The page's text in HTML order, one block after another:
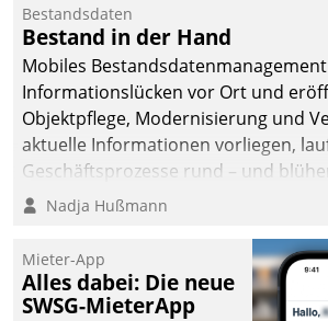
Bestandsdaten
Bestand in der Hand
Mobiles
Informationslücken vor Ort und
Objektpflege, Modernisierung und
aktuelle Informationen vorliegen,
Geschäftsprozesse rund – und
Nadja Hußmann
Mieter-App
Alles dabei: Die neue
SWSG-MieterApp